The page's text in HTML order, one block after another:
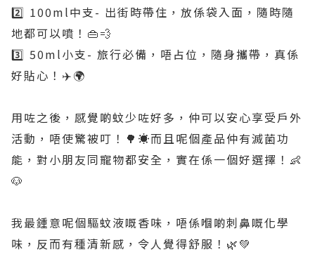
2️⃣ 100ml中支- 出街時帶住，放係袋入面，隨時隨
地都可以噴！👜💨
3️⃣ 50ml小支- 旅行必備，唔占位，隨身攜帶，真係
好貼心！✈️🌍
用咗之後，感覺啲蚊少咗好多，仲可以安心享受戶外
活動，唔使驚被叮！🌳☀️而且呢個產品仲有滅菌功
能，對小朋友同寵物都安全，實在係一個好選擇！👶
🐶
我最鍾意呢個驅蚊液嘅香味，唔係嗰啲刺鼻嘅化學
味，反而有種清新感，令人覺得舒服！🌿💚